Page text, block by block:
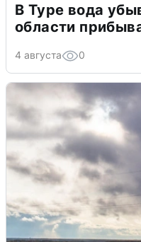
В Туре вода
области
4 августа 0